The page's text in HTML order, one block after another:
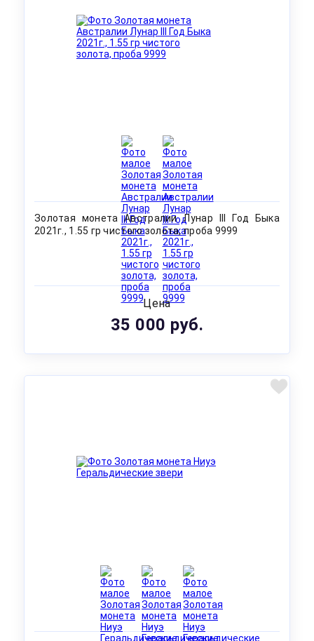
Золотая монета Австралии Лунар III Год Быка
2021г., 1.55 гр чистого золота, проба 9999
Цена
35 000 руб.